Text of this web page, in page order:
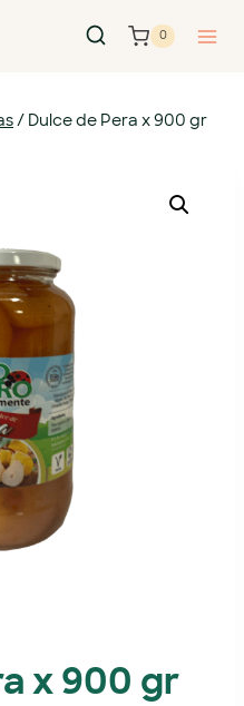
0
/ Dulce de Pera x 900 gr
x 900 gr